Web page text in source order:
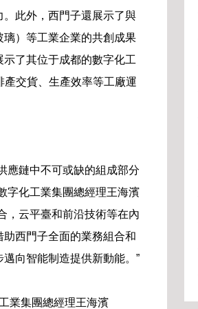
此外，西門子還展示了與
）等工業企業的共創成果
了其位于成都的數字化工
交貨、生產效率等工廠運
應鏈中不可或缺的組成部分
字化工業集團總經理王海濱
，云平臺和前沿技術等在內
西門子全面的業務組合和
向智能制造提供新動能。”
業集團總經理王海濱